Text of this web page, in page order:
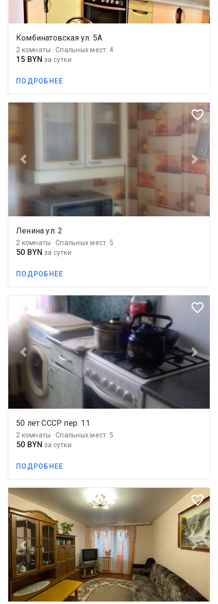
Комбинатовская ул. 5А
2 комнаты · Спальных мест: 4
15 BYN за сутки
ПОДРОБНЕЕ
favorite_border
Previous Next
Ленина ул. 2
2 комнаты · Спальных мест: 5
50 BYN за сутки
ПОДРОБНЕЕ
favorite_border
Previous Next
50 лет СССР пер. 11
2 комнаты · Спальных мест: 5
50 BYN за сутки
ПОДРОБНЕЕ
favorite_border
Previous Next